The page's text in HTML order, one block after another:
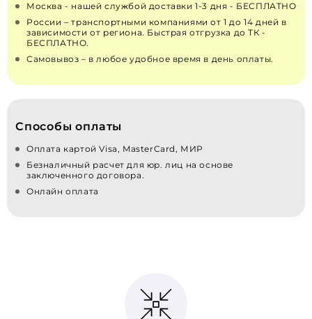
Москва - нашей службой доставки 1-3 дня - БЕСПЛАТНО
России – транспортными компаниями от 1 до 14 дней в
зависимости от региона. Быстрая отгрузка до ТК -
БЕСПЛАТНО.
Самовывоз – в любое удобное время в день оплаты.
Способы оплаты
Оплата картой Visa, MasterCard, МИР
Безналичный расчет для юр. лиц на основе
заключенного договора.
Онлайн оплата